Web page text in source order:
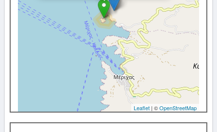
Leaflet | ©OpenStreetMap